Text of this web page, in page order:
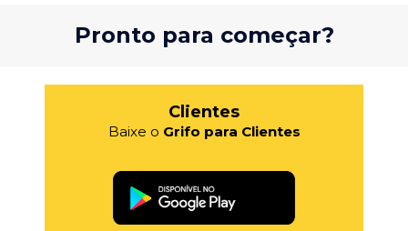
Pronto para começar?
Clientes
Baixe o Grifo para Clientes